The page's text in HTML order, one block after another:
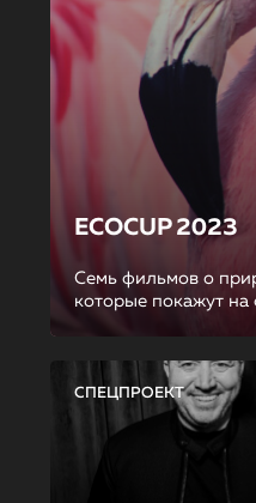
ECOCUP 2023
Семь фильмов о
которые покажут на
СПЕЦПРОЕКТ